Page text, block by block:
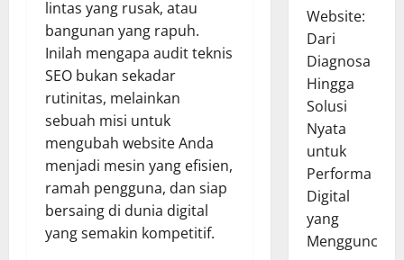
lintas yang rusak, atau
bangunan yang rapuh.
Inilah mengapa audit teknis
SEO bukan sekadar
rutinitas, melainkan
sebuah misi untuk
mengubah website Anda
menjadi mesin yang efisien,
ramah pengguna, dan siap
bersaing di dunia digital
yang semakin kompetitif.
Website:
Dari
Diagnosa
Hingga
Solusi
Nyata
untuk
Performa
Digital
yang
Mengguncang